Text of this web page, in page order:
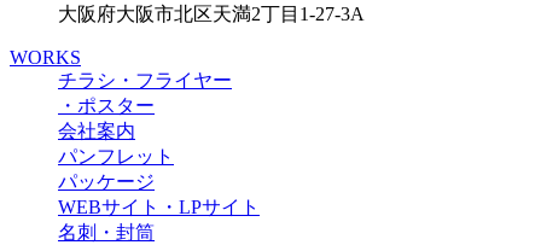
大阪府大阪市北区天満2丁目1-27-3A
WORKS
チラシ・フライヤー
・ポスター
会社案内
パンフレット
パッケージ
WEBサイト・LPサイト
名刺・封筒